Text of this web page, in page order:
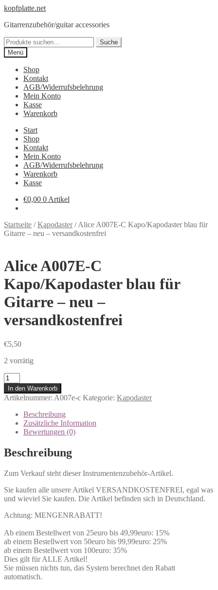
Zur
springen
Springe
Inhalt
kopfplatte.net
Gitarrenzubehör/guitar accessories
Suche
nach:
Suche
Menü
Shop
Kontakt
AGB/Widerrufsbelehrung
Mein Konto
Kasse
Warenkorb
Start
Shop
Kontakt
Mein Konto
AGB/Widerrufsbelehrung
Warenkorb
Kasse
€0,00 0 Artikel
Startseite /Kapodaster/Alice A007E-C Kapo/Kapodaster blau für
Gitarre – neu – versandkostenfrei
Alice A007E-C
Kapo/Kapodaster blau für
Gitarre – neu –
versandkostenfrei
€5,50
2 vorrätig
Anzahl
In den Warenkorb
Artikelnummer: A007e-c Kategorie: Kapodaster
Beschreibung
Zusätzliche Information
Bewertungen (0)
Beschreibung
Zum Verkauf steht dieser Instrumentenzubehör-Artikel.
Sie kaufen alle unsere Artikel VERSANDKOSTENFREI, egal was
und wieviel Sie kaufen. Die Artikel befinden sich in Deutschland.
Achtung: MENGENRABATT!
Ab einem Bestellwert von 25euro bis 49,99euro: 15%
ab einem Bestellwert von 50euro bis 99,99euro: 25%
ab einem Bestellwert von 100euro: 35%
Dies gilt für ALLE Artikel!
Sie müssen nichts tun, das System berechnet den Rabatt
automatisch.